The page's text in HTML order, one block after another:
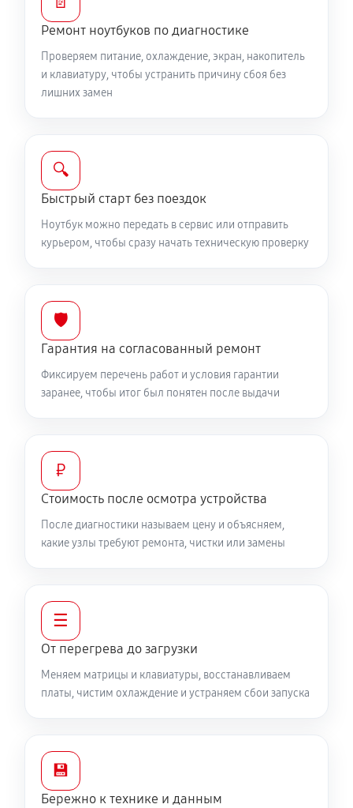
Ремонт цепей питания
2250 руб 60 минут
Замена видеокарты ноутбука MSI 17 A10SF472RU
1700 руб
Замена видеочипа ноутбука MSI 17 A10SF472RU
2250 руб 100 минут
Ремонт подсветки ноутбука MSI 17 A10SF472RU
1080 руб 90 минут
Настройка ОС ноутбука MSI 17 A10SF472RU
Замена HDMI ноутбука MSI 17 A10SF472RU
Ремонт ноутбуков по диагностике
Проверяем питание, охлаждение, экран, накопитель
и клавиатуру, чтобы устранить причину сбоя без
лишних замен
🔍
Быстрый старт без поездок
Ноутбук можно передать в сервис или отправить
курьером, чтобы сразу начать техническую проверку
🛡️
Гарантия на согласованный ремонт
Фиксируем перечень работ и условия гарантии
заранее, чтобы итог был понятен после выдачи
₽
Стоимость после осмотра устройства
После диагностики называем цену и объясняем,
какие узлы требуют ремонта, чистки или замены
☰
От перегрева до загрузки
Меняем матрицы и клавиатуры, восстанавливаем
платы, чистим охлаждение и устраняем сбои запуска
💾
Бережно к технике и данным